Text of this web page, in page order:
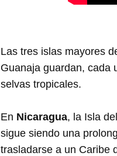
Las tres islas mayores
Guanaja guardan, cada
selvas tropicales.
En Nicaragua, la Isla
sigue siendo una
trasladarse a un Caribe